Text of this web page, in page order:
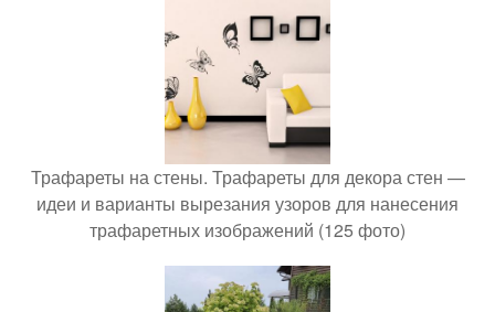
Трафареты на стены. Трафареты для декора стен —
идеи и варианты вырезания узоров для нанесения
трафаретных изображений (125 фото)